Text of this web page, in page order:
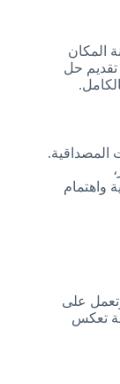
المكان
تقديم حل
واهتمام
على
تعكس